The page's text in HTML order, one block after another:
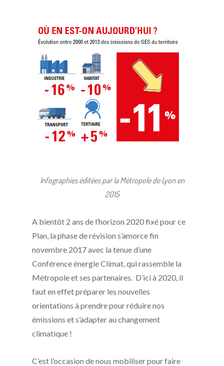
Infographies éditées par la Métropole de Lyon en
2015
A bientôt 2 ans de l’horizon 2020 fixé pour ce
Plan, la phase de révision s’amorce fin
novembre 2017 avec la tenue d’une
Conférence énergie Climat, qui rassemble la
Métropole et ses partenaires. D’ici à 2020, il
faut en effet préparer les nouvelles
orientations à prendre pour réduire nos
émissions et s’adapter au changement
climatique !
C’est l’occasion de nous mobiliser pour faire